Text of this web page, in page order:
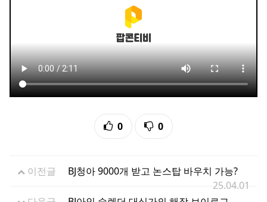
추천
0 비추천
0
이전글
BJ청아 9000개 받고 논스탑 바우치 가능?
25.04.01